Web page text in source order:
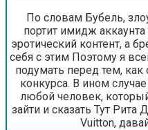
По словам Бубель,
портит имидж
эротический контент, а
себя с этим Поэтому я
подумать перед тем, как
конкурса. В ином
любой человек,
зайти и сказать Тут Рита
Vuitton,